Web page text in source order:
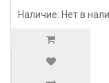
Наличие: Нет в